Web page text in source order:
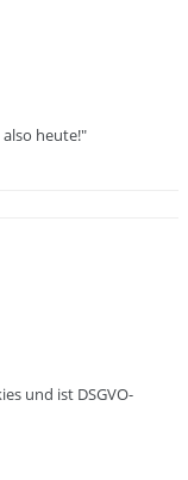
heute!"
und ist DSGVO-